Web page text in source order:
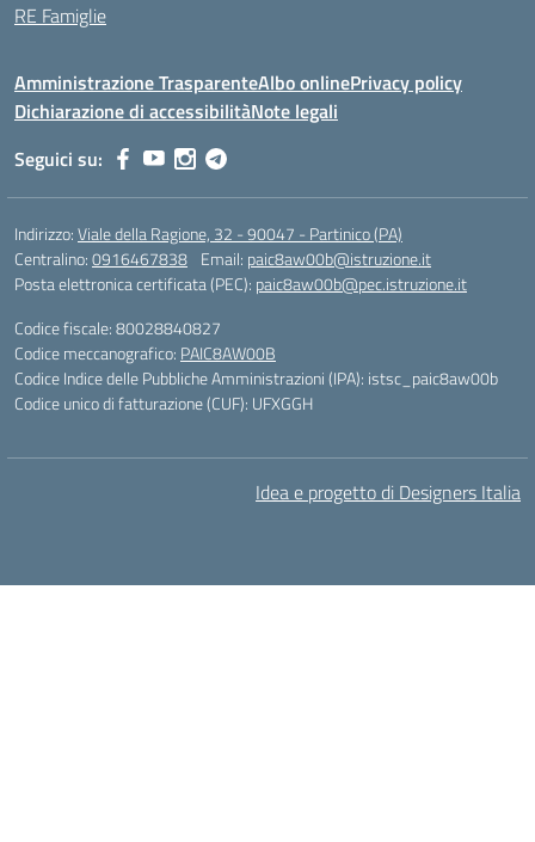
RE Famiglie
Amministrazione TrasparenteAlbo onlinePrivacy policy
Dichiarazione di accessibilitàNote legali
Seguici su:
Indirizzo:Viale della Ragione, 32 - 90047 - Partinico (PA)
Centralino:0916467838 Email: paic8aw00b@istruzione.it
Posta elettronica certificata (PEC): paic8aw00b@pec.istruzione.it
Codice fiscale: 80028840827
Codice meccanografico: PAIC8AW00B
Codice Indice delle Pubbliche Amministrazioni (IPA): istsc_paic8aw00b
Codice unico di fatturazione (CUF): UFXGGH
Idea e progetto di Designers Italia